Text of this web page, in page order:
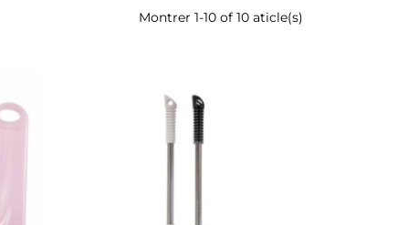
Montrer 1-10 of 10 aticle(s)